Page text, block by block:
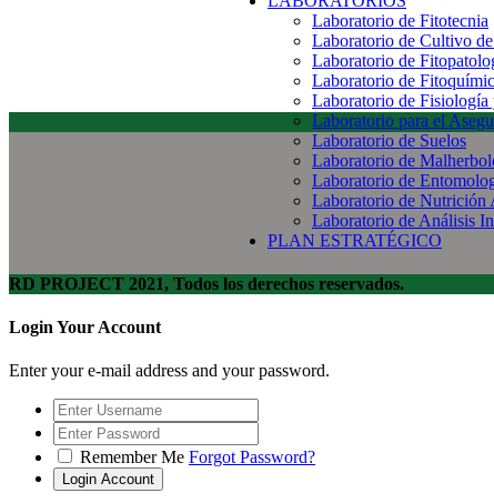
Laboratorio de Fitotecnia
Laboratorio de Cultivo
Laboratorio de
Laboratorio de
Laboratorio de
Laboratorio para el
Laboratorio de Suelos
Laboratorio de
Laboratorio de
Laboratorio de Nutrición
Laboratorio de Análisis
PLAN ESTRATÉGICO
RD PROJECT 2021, Todos los derechos reservados.
Login Your Account
Enter your e-mail address and your password.
Remember Me Forgot Password?